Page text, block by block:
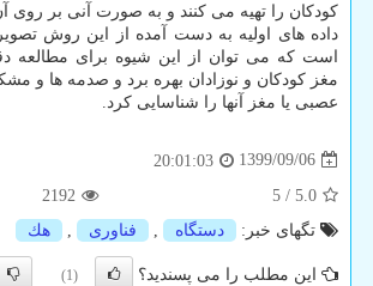
کودکان را تهیه می کنند و به صورت آنی بر روی
داده های اولیه به دست آمده از این روش
است که می توان از این شیوه برای مطالعه
مغز کودکان و نوزادان بهره برد و صدمه ها و
عصبی یا مغز آنها را شناسایی کرد.
1399/09/06
20:01:03
5.0
/
5
2192
تگهای خبر:
دستگاه , فناوری , هك
این مطلب را می پسندید؟ (1)